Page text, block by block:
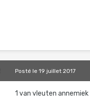
Postéle 19 juillet 2017
1 van vleuten annemiek